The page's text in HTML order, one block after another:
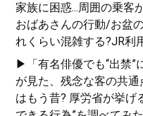
家族に困惑...周囲の乗客
おばあさんの行動/お盆
れくらい混雑する?JR利
▶「有名俳優でも“出禁”
が見た、残念な客の共通
はもう昔? 厚労省が挙げ